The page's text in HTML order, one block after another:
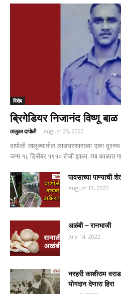
विशेष
ब्रिगेडियर निजानंद विष्णू बाळ
तालुका दापोली - August 25, 2022
दापोली तालुक्यातील लाडघरसारख्या एका
जन्म १८ डिसेंबर १९१० रोजी झाला. त्या काळात
पावसाच्या पाण्याची
August 12, 2022
अळंबी – रानभाजी
July 14, 2022
नरहरी काशीराम
योगदान देणारा हिरा